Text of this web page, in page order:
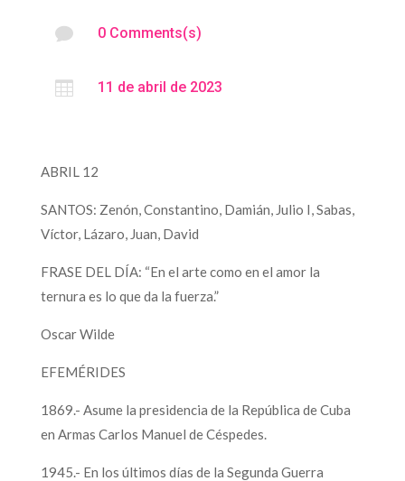
 0 Comments(s)
 11 de abril de 2023
ABRIL 12
SANTOS: Zenón, Constantino, Damián, Julio I, Sabas,
Víctor, Lázaro, Juan, David
FRASE DEL DÍA: “En el arte como en el amor la
ternura es lo que da la fuerza.”
Oscar Wilde
EFEMÉRIDES
1869.- Asume la presidencia de la República de Cuba
en Armas Carlos Manuel de Céspedes.
1945.- En los últimos días de la Segunda Guerra